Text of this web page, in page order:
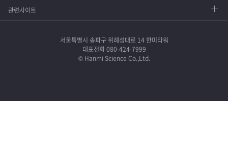
서울특별시 송파구 위례성대로 14 한미타워
대표전화 080-424-7999
© Hanmi Science Co.,Ltd.
관련사이트